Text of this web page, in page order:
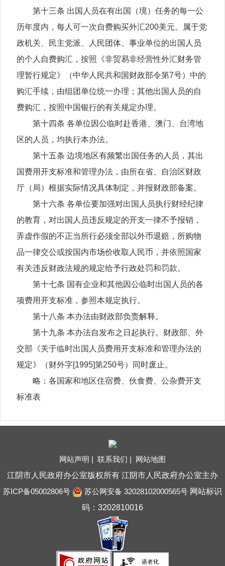
第十三条 出国人员在有出国（境）任务的每一公
历年度内，每人可一次自费购买外汇200美元。属于党
政机关、民主党派、人民团体、事业单位的出国人员
的个人自费购汇，按照《非贸易非经营性外汇财务管
理暂行规定》（中华人民共和国财政部令第7号）中的
购汇手续，由组团单位统一办理；其他出国人员的自
费购汇，按照中国银行的有关规定办理。
第十四条 各单位因公临时赴香港、澳门、台湾地
区的人员，均执行本办法。
第十五条 边境地区有频繁出国任务的人员，其出
国费用开支标准和管理办法，由所在省、自治区财政
厅（局）根据实际情况具体制定，并报财政部备案。
第十六条 各单位要加强对出国人员执行财经纪律
的教育，对出国人员违反规定的开支一律不予报销，
弄虚作假的不正当所行必须全部以外币退赔，所购物
品一律交公或按国内市场价收取人民币，并依照国家
有关违反财政法规的规定给予行政处罚和罚款。
第十七条 国有企业和其他因公临时出国人员的各
项费用开支标准，参照本规定执行。
第十八条 本办法由财政部负责解释。
第十九条 本办法自发布之日起执行。财政部、外
交部《关于临时出国人员费用开支标准和管理办法的
规定》（财外字[1995]第250号）同时废止。
略：各国家和地区住宿费、伙食费、公杂费开支
标准表
网站声明 | 联系我们 | 网站地图
江阴市人民政府办公室版权所有 江阴市人民政府办公室主办
苏ICP备05002806号
苏公网安备 32028102000565号网站标识
码：3202810016